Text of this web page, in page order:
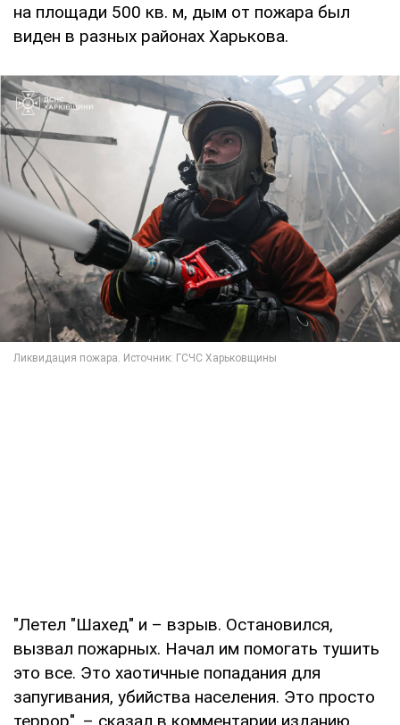
на площади 500 кв. м, дым от пожара был
виден в разных районах Харькова.
"Летел "Шахед" и – взрыв. Остановился,
вызвал пожарных. Начал им помогать тушить
это все. Это хаотичные попадания для
запугивания, убийства населения. Это просто
террор", – сказал в комментарии изданию